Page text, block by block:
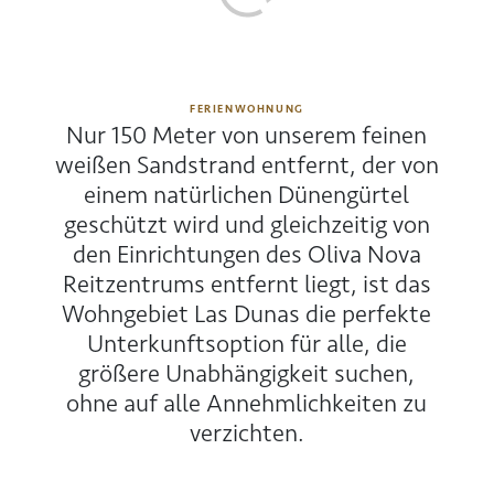
FERIENWOHNUNG
Nur 150 Meter von unserem feinen
weißen Sandstrand entfernt, der von
einem natürlichen Dünengürtel
geschützt wird und gleichzeitig von
den Einrichtungen des Oliva Nova
Reitzentrums entfernt liegt, ist das
Wohngebiet Las Dunas die perfekte
Unterkunftsoption für alle, die
größere Unabhängigkeit suchen,
ohne auf alle Annehmlichkeiten zu
verzichten.